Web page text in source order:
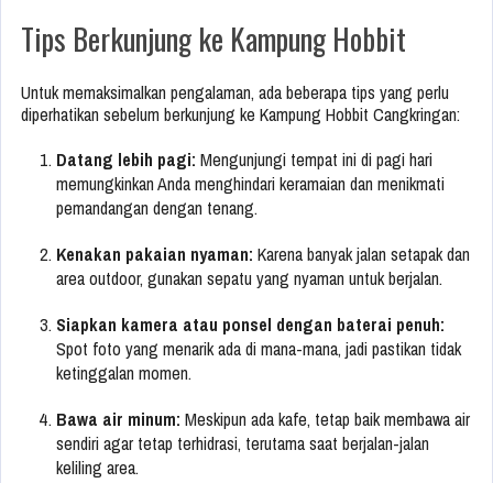
Tips Berkunjung ke Kampung Hobbit
Untuk memaksimalkan pengalaman, ada beberapa tips yang perlu
diperhatikan sebelum berkunjung ke Kampung Hobbit Cangkringan:
Datang lebih pagi: Mengunjungi tempat ini di pagi hari
memungkinkan Anda menghindari keramaian dan menikmati
pemandangan dengan tenang.
Kenakan pakaian nyaman: Karena banyak jalan setapak dan
area outdoor, gunakan sepatu yang nyaman untuk berjalan.
Siapkan kamera atau ponsel dengan baterai penuh:
Spot foto yang menarik ada di mana-mana, jadi pastikan tidak
ketinggalan momen.
Bawa air minum: Meskipun ada kafe, tetap baik membawa air
sendiri agar tetap terhidrasi, terutama saat berjalan-jalan
keliling area.